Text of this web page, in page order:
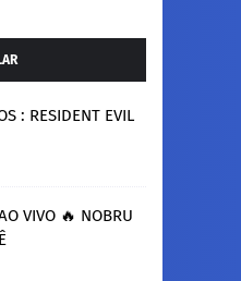
: RESIDENT EVIL
VIVO 🔥 NOBRU